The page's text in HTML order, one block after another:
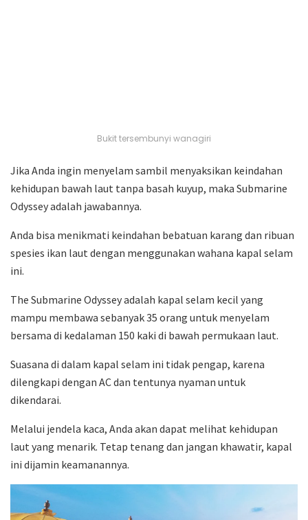
Bukit tersembunyi wanagiri
Jika Anda ingin menyelam sambil menyaksikan keindahan
kehidupan bawah laut tanpa basah kuyup, maka Submarine
Odyssey adalah jawabannya.
Anda bisa menikmati keindahan bebatuan karang dan ribuan
spesies ikan laut dengan menggunakan wahana kapal selam
ini.
The Submarine Odyssey adalah kapal selam kecil yang
mampu membawa sebanyak 35 orang untuk menyelam
bersama di kedalaman 150 kaki di bawah permukaan laut.
Suasana di dalam kapal selam ini tidak pengap, karena
dilengkapi dengan AC dan tentunya nyaman untuk
dikendarai.
Melalui jendela kaca, Anda akan dapat melihat kehidupan
laut yang menarik. Tetap tenang dan jangan khawatir, kapal
ini dijamin keamanannya.